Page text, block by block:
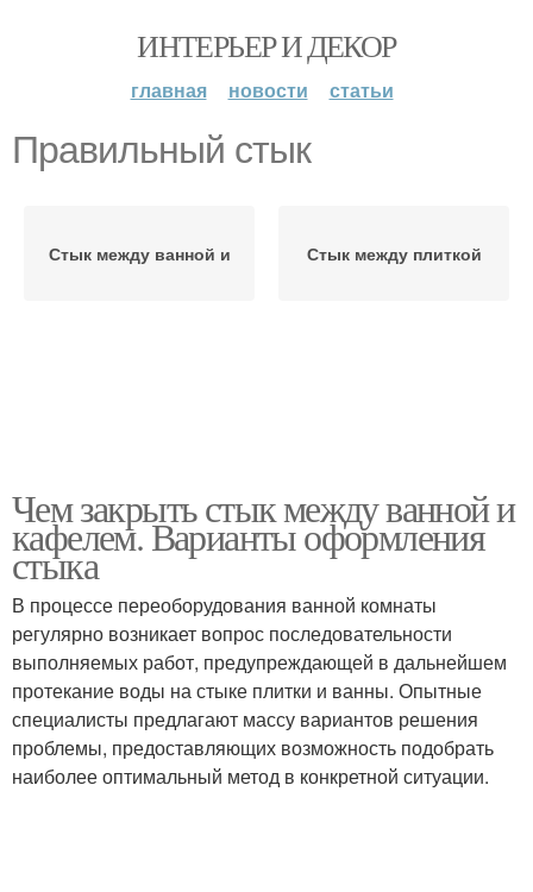
ИНТЕРЬЕР И ДЕКОР
главная новости статьи
Правильный стык
Стык между ванной и Стык между плиткой
Чем закрыть стык между ванной и
кафелем. Варианты оформления
стыка
В процессе переоборудования ванной комнаты
регулярно возникает вопрос последовательности
выполняемых работ, предупреждающей в дальнейшем
протекание воды на стыке плитки и ванны. Опытные
специалисты предлагают массу вариантов решения
проблемы, предоставляющих возможность подобрать
наиболее оптимальный метод в конкретной ситуации.